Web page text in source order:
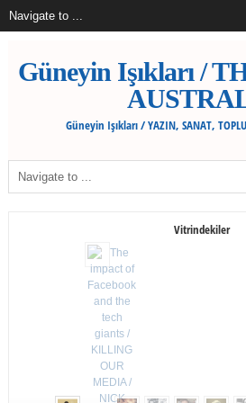
Güneyin Işıkları /
Güneyin Işıkları / YAZIN, SANAT,
Vitrindekiler